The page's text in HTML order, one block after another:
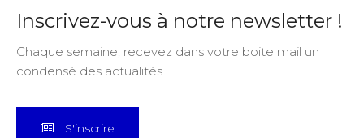
Inscrivez-vous à notre newsletter !
Chaque semaine, recevez dans votre boite mail un
condensé des actualités.
S'inscrire